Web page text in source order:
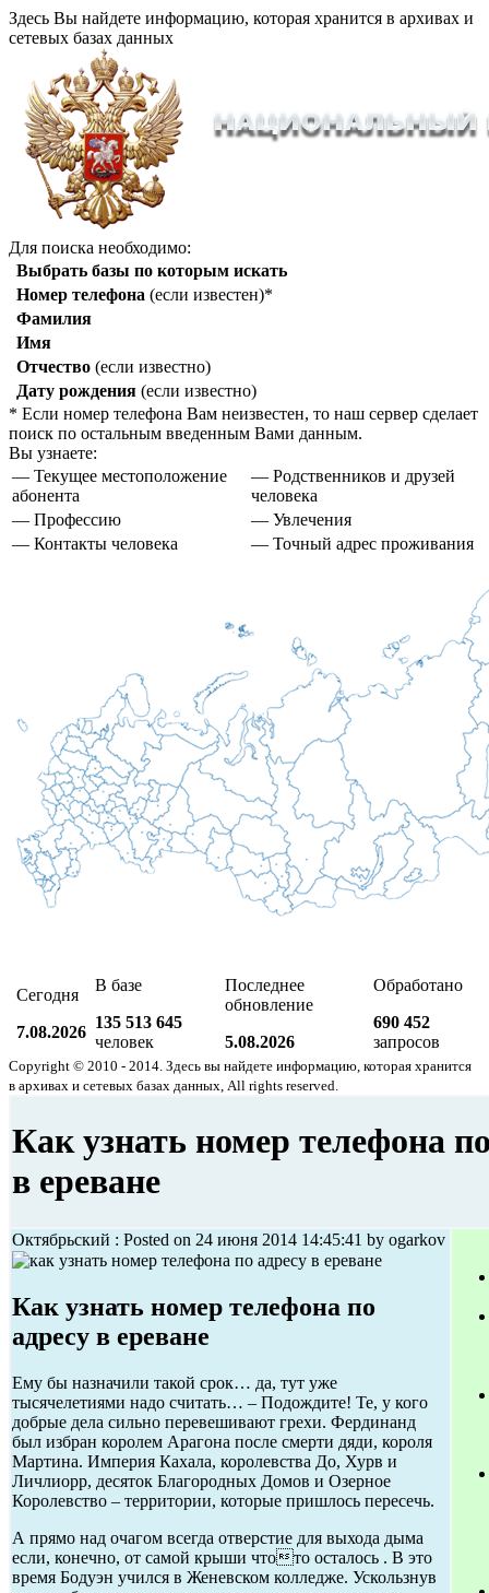
Здесь Вы найдете информацию, которая хранится в архивах и
сетевых базах данных
Для поиска необходимо:
Выбрать базы по которым искать
Номер телефона (если известен)*
Фамилия
Имя
Отчество (если известно)
Дату рождения (если известно)
* Если номер телефона Вам неизвестен, то наш сервер сделает
поиск по остальным введенным Вами данным.
Вы узнаете:
— Текущее местоположение
абонента
— Родственников и друзей
человека
— Профессию
— Увлечения
— Контакты человека
— Точный адрес проживания
Сегодня
7.08.2026
В базе
135 513 645
человек
Последнее
обновление
5.08.2026
Обработано
690 452
запросов
Copyright © 2010 - 2014. Здесь вы найдете информацию, которая хранится
в архивах и сетевых базах данных, All rights reserved.
Как узнать номер телефона
в ереване
Октябрьский : Posted on 24 июня 2014 14:45:41 by ogarkov
Как узнать номер телефона по
адресу в ереване
Ему бы назначили такой срок… да, тут уже
тысячелетиями надо считать… – Подождите! Те, у кого
добрые дела сильно перевешивают грехи. Фердинанд
был избран королем Арагона после смерти дяди, короля
Мартина. Империя Кахала, королевства До, Хурв и
Личлиорр, десяток Благородных Домов и Озерное
Королевство – территории, которые пришлось пересечь.
А прямо над очагом всегда отверстие для выхода дыма
если, конечно, от самой крыши чтото осталось . В это
время Бодуэн учился в Женевском колледже. Ускользнув